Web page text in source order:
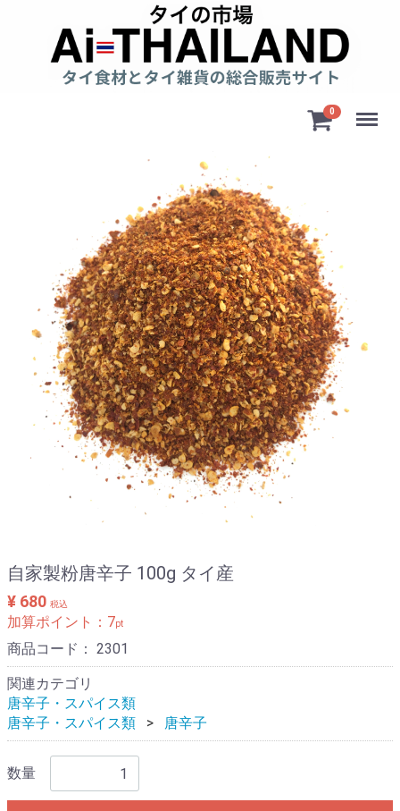
0 Menu
自家製粉唐辛子 100g タイ産
¥ 680 税込
加算ポイント： 7pt
商品コード： 2301
関連カテゴリ
唐辛子・スパイス類
唐辛子・スパイス類
唐辛子
数量